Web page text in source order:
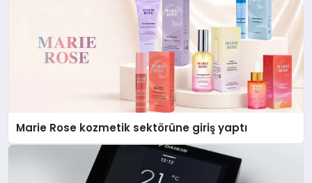
Marie Rose kozmetik sektörüne giriş yaptı